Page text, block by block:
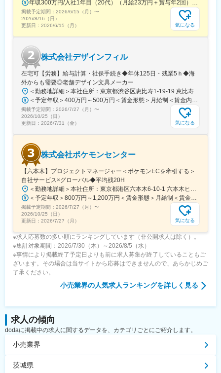
茂原駅、京成成田駅、地区センター駅、実籾駅、柏駅、五井駅、
村上駅(千葉県)、天王台駅、君津駅、新浦安駅、印西牧の原駅、求
名駅、水戸駅、小木津駅、土浦駅、石岡駅、研究学園駅、勝田
駅、守谷駅、鹿島神宮駅、荒川沖駅、高崎駅、西桐生駅、西川田
新富士駅(北海道)、帯広駅、筒井駅(青森県)、青山駅(岩手県)、柳
原駅(岩手県)、あおば通駅、蛇田駅、杜せきのした駅、新利府駅、
四ツ小屋駅、山形駅、天童南駅、西袋駅、南福島駅、郡山駅(福島
県)、泉駅(常磐線)、岡崎駅、開明駅、勝川駅、豊川駅、津島駅、
逢妻駅、土橋駅(愛知県)、西尾駅、羽黒駅(愛知県)、小牧口駅、国
府宮駅、東浦駅、赤池駅(愛知県)、長久手古戦場駅、新静岡駅、浜
松駅、上所駅、南富山駅、金沢駅、越前新保駅、甲斐住吉駅、長
野駅、松本駅、西笠松駅、高茶屋駅、なんば駅(南海線)、扇町駅
(大阪府)、天王寺駅前駅、枚方市駅、三宮駅(神戸市営)、新在家
駅、山陽垂水駅、夢前川駅、塚口駅(阪急線)、三条駅(京都府)、桂
駅、岡山駅、県庁前駅(広島県)、福山駅、下関駅、阿波富田駅、栗
林公園駅、いよ立花駅、薊野駅、熊西駅、佐賀駅、観光通駅、通
町筋駅、大分駅、宮崎駅、天文館通駅、古島駅、銀座一丁目駅、
平沼橋駅、梅田駅(地下鉄)、天神南駅、栄町駅(愛知県)、新宿駅(東
京メトロ)、岩本町駅、赤坂見附駅、学習院下駅、四ツ谷駅、水道
橋駅、田原町駅(東京都)、京成曳舟駅、越中島駅、木場駅(東京
都)、菊川駅(東京都)、新豊洲駅、大森海岸駅、五反田駅、戸越銀
座駅、下神明駅、鮫洲駅、代官山駅、九品仏駅、蓮沼駅、北千束
駅、久が原駅、穴守稲荷駅、西太子堂駅、駒沢大学駅、池ノ上
駅、桜上水駅、渋谷駅、代田橋駅、西新宿五丁目駅、都立家政
駅、要町駅、千石駅、大塚駅前駅、赤羽岩淵駅、王子駅前駅、日
暮里駅、町屋駅(京成線)、地下鉄成増駅、中板橋駅、新板橋駅、豊
島園駅(都営線)、金町駅(東京都)、京王八王子駅、立川駅、高松駅
(東京都)、井の頭公園駅、府中競馬正門前駅、布田駅、和泉多摩川
駅、京王多摩センター駅、新綱島駅、伊勢佐木長者町駅、センタ
ー北駅、鶴見駅、蒔田駅、杉田駅(神奈川県)、京急東神奈川駅、新
高島駅、天王町駅、向河原駅、溝の口駅、新丸子駅、登戸駅、京
駅、新越谷駅、千葉中央駅、京成稲毛駅、本八幡駅(都営線)、京成
船橋駅、成田駅、公園駅、東我孫子駅、工機前駅、桐生駅、仙台
駅(地下鉄)、静岡駅、第一通り駅、南富山駅前駅、市役所前駅(長
野県)、日本橋駅(大阪府)、南森町駅、天王寺駅、宮之阪駅、神戸
三宮駅(阪急・神戸高速)、六甲道駅、垂水駅、京都市役所前駅、四
いづろ通駅、銀座駅、高島町駅、大阪梅田駅(阪神線)、天神駅、久
掲載予定期間： 2026/6/15（月） 〜
2026/8/16（日）
更新日： 2026/6/15（月） 気になる
株式会社デザインフィル
在宅可【労務】給与計算・社保手続き◆年休125日・残業5ｈ◆海
外からも需要◎老舗デザイン文具メーカー
掲載予定期間： 2026/7/27（月） 〜
2026/10/25（日）
更新日： 2026/7/31（金） 気になる
株式会社ポケモンセンター
【六本木】プロジェクトマネージャー＜ポケモンECを牽引する＞
自社サービス×グローバル◆平均残20H
掲載予定期間： 2026/7/27（月） 〜
2026/10/25（日）
更新日： 2026/7/27（月） 気になる
※求人応募数の多い順にランキングしています（非公開求人は除く）。
※集計対象期間：2026/7/30（木）～2026/8/5（水）
※事情により掲載終了予定日よりも前に求人募集が終了していることもご
ざいます。その場合は当サイトから応募はできませんので、あらかじめご
了承ください。
小売業界の人気求人ランキングを詳しく見る
求人の傾向
dodaに掲載中の求人に関するデータを、カテゴリごとにご紹介します。
小売業界
茨城県